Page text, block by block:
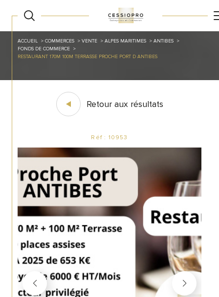
ACCUEIL COMMERCES VENTE ALPES MARITIMES
ANTIBES
FONDS DE COMMERCE
RESTAURANT 170M 100M TERRASSE PROCHE PORT D ANTIBES
Retour aux résultats
Réf : 10953